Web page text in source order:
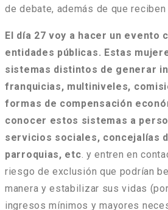
de debate, además de que
El día 27 voy a hacer un evento
entidades públicas. Estas
sistemas distintos de generar
franquicias, multiniveles,
formas de compensación
conocer estos sistemas a
servicios sociales, concejalías
parroquias, etc. y entren en
riesgo de exclusión que podrían
manera y estabilizar sus vidas
ingresos mínimos y mayores